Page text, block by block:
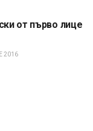
от първо лице
2016